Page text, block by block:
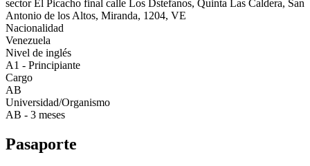
sector El Picacho final calle Los Dstefanos, Quinta Las Caldera, San
Antonio de los Altos, Miranda, 1204, VE
Nacionalidad
Venezuela
Nivel de inglés
A1 - Principiante
Cargo
AB
Universidad/Organismo
AB - 3 meses
Pasaporte